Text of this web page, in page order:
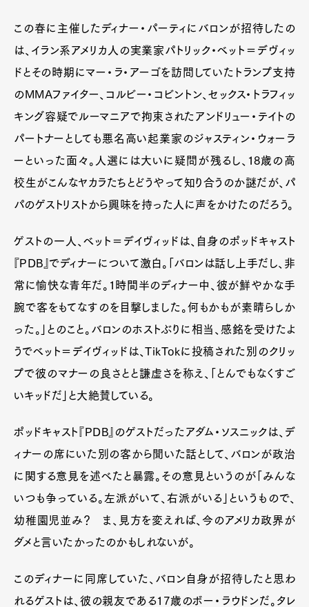
この春に主催したディナー・パーティにバロンが招待したの
は、イラン系アメリカ人の実業家パトリック・ベット＝デヴィッ
ドとその時期にマー・ラ・アーゴを訪問していたトランプ支持
のMMAファイター、コルビー・コビントン、セックス・トラフィッ
キング容疑でルーマニアで拘束されたアンドリュー・テイトの
パートナーとしても悪名高い起業家のジャスティン・ウォーラ
ーといった面々。人選には大いに疑問が残るし、18歳の高
校生がこんなヤカラたちとどうやって知り合うのか謎だが、パ
パのゲストリストから興味を持った人に声をかけたのだろう。
ゲストの一人、ベット＝デイヴィッドは、自身のポッドキャスト
『PDB』でディナーについて激白。「バロンは話し上手だし、非
常に愉快な青年だ。1時間半のディナー中、彼が鮮やかな手
腕で客をもてなすのを目撃しました。何もかもが素晴らしか
った。」とのこと。バロンのホストぶりに相当、感銘を受けたよ
うでベット＝デイヴィッドは、TikTokに投稿された別のクリッ
プで彼のマナーの良さとと謙虚さを称え、「とんでもなくすご
いキッドだ」と大絶賛している。
ポッドキャスト『PDB』のゲストだったアダム・ソスニックは、デ
ィナーの席にいた別の客から聞いた話として、バロンが政治
に関する意見を述べたと暴露。その意見というのが「みんな
いつも争っている。左派がいて、右派がいる」というもので、
幼稚園児並み？ ま、見方を変えれば、今のアメリカ政界が
ダメと言いたかったのかもしれないが。
このディナーに同席していた、バロン自身が招待したと思わ
れるゲストは、彼の親友である17歳のボー・ラウドンだ。タレ